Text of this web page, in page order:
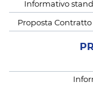
Informativo
Proposta